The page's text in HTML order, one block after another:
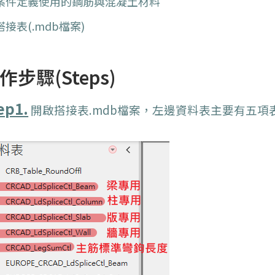
表(.mdb檔案)
步驟(Steps)
開啟搭接表.mdb檔案，左邊資料表主要有五項